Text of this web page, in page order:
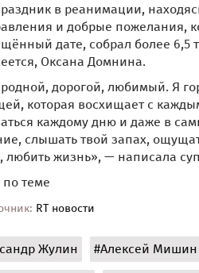
в реанимации,
и добрые пожелания,
дате, собрал более 6,5
Оксана Домнина.
дорогой, любимый. Я
которая восхищает с
каждому дню и даже в
слышать твой запах,
любить жизнь», — написала
по теме
RT новости
Жулин #Алексей Мишин